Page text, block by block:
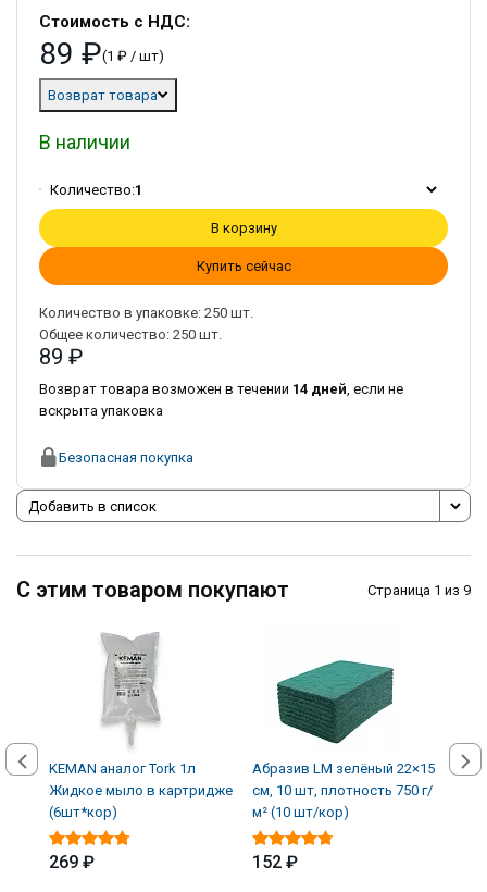
Стоимость с НДС:
89 ₽(1 ₽ / шт)
Возврат товара
В наличии
Количество:1
В корзину
Купить сейчас
Количество в упаковке: 250 шт.
Общее количество: 250 шт.
89 ₽
Возврат товара возможен в течении 14 дней , если не
вскрыта упаковка
Безопасная покупка
Добавить в список
С этим товаром покупают Страница 1 из 9
KEMAN аналог Tork 1л
Жидкое мыло в картридже
(6шт*кор)
269 ₽
Абразив LM зелёный 22×15
см, 10 шт, плотность 750 г/
м² (10 шт/кор)
152 ₽